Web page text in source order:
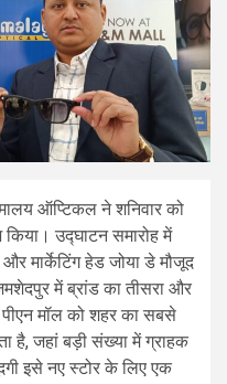
ऑप्टिकल ने शनिवार को
उद्घाटन समारोह में
मार्केटिंग हेड जोया डे मौजूद
में ब्रांड का तीसरा और
मॉल को शहर का सबसे
है, जहां बड़ी संख्या में ग्राहक
इसे नए स्टोर के लिए एक